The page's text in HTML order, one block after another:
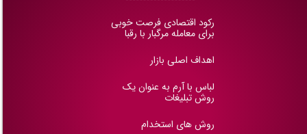
رکود اقتصادی فرصت خوبی
برای معامله مرگبار با رقبا
اهداف اصلی بازار
لباس با آرم به عنوان یک
روش تبلیغات
روش های استخدام